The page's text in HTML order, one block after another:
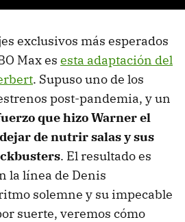
exclusivos más esperados
Max es esta adaptación del
. Supuso uno de los
post-pandemia, y un
que hizo Warner el
de nutrir salas y sus
. El resultado es
la línea de Denis
solemne y su impecable
suerte, veremos cómo